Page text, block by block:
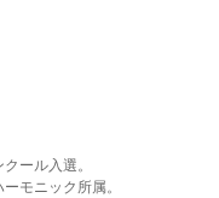
ール入選。
モニック所属。